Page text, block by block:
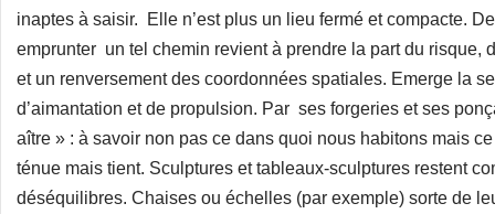
inaptes à saisir. Elle n’est plus un lieu fermé et compacte.
emprunter un tel chemin revient à prendre la part du
et un renversement des coordonnées spatiales. Emerge la
d’aimantation et de propulsion. Par ses forgeries et ses
aître » : à savoir non pas ce dans quoi nous habitons mais
ténue mais tient. Sculptures et tableaux-sculptures restent
déséquilibres. Chaises ou échelles (par exemple) sorte de